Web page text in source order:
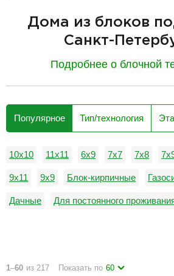
Дома из блоков
Санкт-
Подробнее о блочной
Популярное Тип/технология
10х10 11х11 6х9 7х7 7х8
9х11 9х9 Блок-кирпичные
Дачные Для постоянного
1–60 из 217 Показать по 60